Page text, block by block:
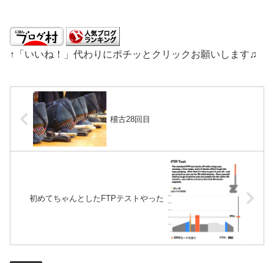
↑「いいね！」代わりにポチッとクリックお願いします♫
稽古28回目
初めてちゃんとしたFTPテストやった